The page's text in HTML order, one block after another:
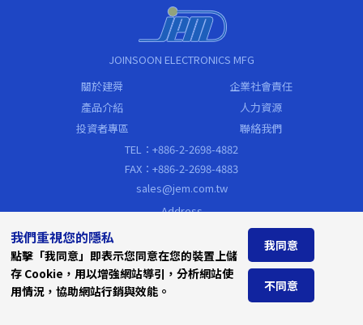
JOINSOON ELECTRONICS MFG
關於建舜
企業社會責任
產品介紹
人力資源
投資者專區
聯絡我們
TEL：+886-2-2698-4882
FAX：+886-2-2698-4883
sales@jem.com.tw
Address
新北市汐止區新台五路一段79號19樓
我們重視您的隱私
點擊「我同意」即表示您同意在您的裝置上儲
存 Cookie，用以增強網站導引，分析網站使
用情況，協助網站行銷與效能。
我同意
不同意